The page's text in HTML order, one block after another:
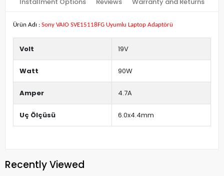
Ürün Adı : Sony VAIO SVE15118FG Uyumlu Laptop Adaptörü
Volt 19V
Watt 90W
Amper 4.7A
Uç Ölçüsü 6.0x4.4mm
Recently Viewed